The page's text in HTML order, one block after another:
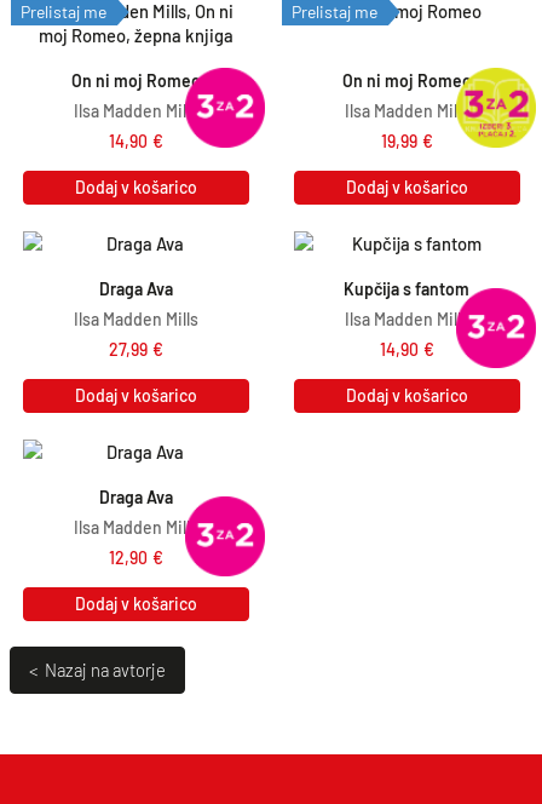
Prelistaj me
On ni moj Romeo
Ilsa Madden Mills
14,90 €
Dodaj v košarico
Prelistaj me
On ni moj Romeo
Ilsa Madden Mills
19,99 €
Dodaj v košarico
Draga Ava
Ilsa Madden Mills
27,99 €
Dodaj v košarico
Kupčija s fantom
Ilsa Madden Mills
14,90 €
Dodaj v košarico
Draga Ava
Ilsa Madden Mills
12,90 €
Dodaj v košarico
< Nazaj na avtorje